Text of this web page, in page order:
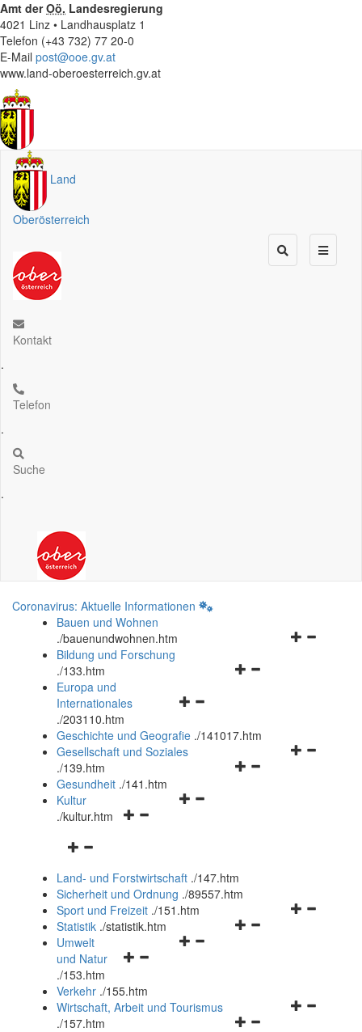
Amt derOö. Landesregierung
4021 Linz • Landhausplatz 1
Telefon (+43 732) 77 20-0
E-Mail post@ooe.gv.at
www.land-oberoesterreich.gv.at
Land
Oberösterreich
Kontakt
.
Telefon
.
Suche
.
Coronavirus: Aktuelle Informationen
Bauen und Wohnen
./bauenundwohnen.htm
Navigationsmenü
Bildung und Forschung
./133.htm
Navigationsmenü
und
schließen
Europa und
Internationales
./203110.htm
Geschichte und Geografie ./141017.htm
Navigationsmenü
Gesellschaft und Soziales
./139.htm
Navigationsmenü
Gesundheit ./141.htm
Navigationsmenü
Kultur
./kultur.htm
Navigationsmenü
und
schließen
Land- und Forstwirtschaft ./147.htm
Sicherheit und Ordnung ./89557.htm
Navigationsmenü
Sport und Freizeit ./151.htm
Navigationsmenü
Statistik ./statistik.htm
Navigationsmenü
und
schließen
Umwelt
und Natur
./153.htm
Verkehr ./155.htm
Navigationsmenü
Wirtschaft, Arbeit und Tourismus
./157.htm